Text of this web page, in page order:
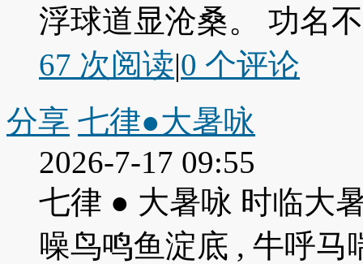
浮球道显沧桑。 功名
67 次阅读|0 个评论
分享 七律●大暑咏
2026-7-17 09:55
七律 ● 大暑咏 时临大
噪鸟鸣鱼淀底 , 牛呼